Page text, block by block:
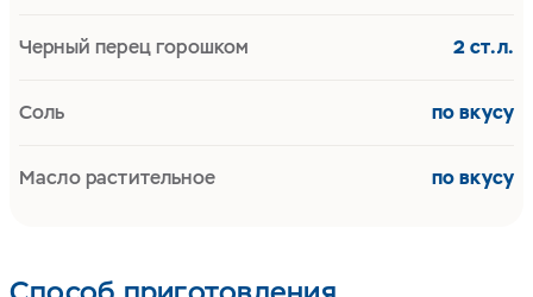
Черный перец горошком 2 ст.л.
Соль по вкусу
Масло растительное по вкусу